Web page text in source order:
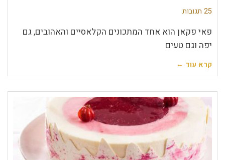
25 תגובות
פאי פקאן הוא אחד המתכונים הקלאסיים והאהובים, גם
יפה וגם טעים
קרא עוד ←